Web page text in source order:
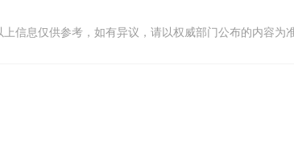
信息仅供参考，如有异议，请以权威部门公布的内容为